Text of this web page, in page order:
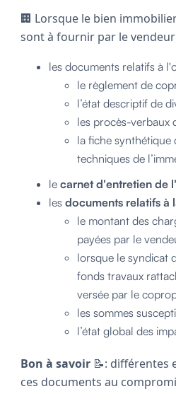
🏢 Lorsque le bien
sont à fournir par le
les documents relatifs à
le règlement de
l’état descriptif de
les procès-verbaux
la fiche synthétique
techniques de
le carnet d'entretien de
les documents relatifs à
le montant des
payées par le
lorsque le syndicat
fonds travaux
versée par le
les sommes
l’état global des
Bon à savoir 📝: différentes
ces documents au